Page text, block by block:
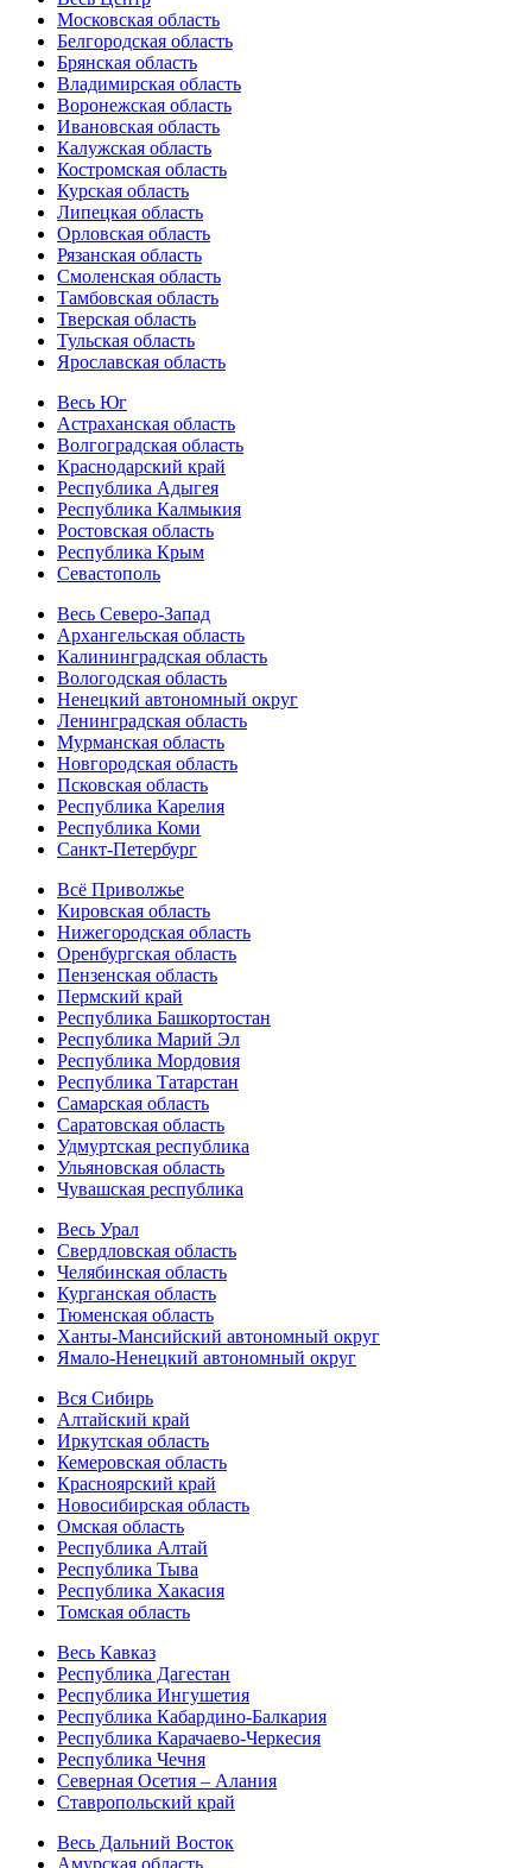
Московская область
Белгородская область
Брянская область
Владимирская область
Воронежская область
Ивановская область
Калужская область
Костромская область
Курская область
Липецкая область
Орловская область
Рязанская область
Смоленская область
Тамбовская область
Тверская область
Тульская область
Ярославская область
Весь Юг
Астраханская область
Волгоградская область
Краснодарский край
Республика Адыгея
Республика Калмыкия
Ростовская область
Республика Крым
Севастополь
Весь Северо-Запад
Архангельская область
Калининградская область
Вологодская область
Ненецкий автономный округ
Ленинградская область
Мурманская область
Новгородская область
Псковская область
Республика Карелия
Республика Коми
Санкт-Петербург
Всё Приволжье
Кировская область
Нижегородская область
Оренбургская область
Пензенская область
Пермский край
Республика Башкортостан
Республика Марий Эл
Республика Мордовия
Республика Татарстан
Самарская область
Саратовская область
Удмуртская республика
Ульяновская область
Чувашская республика
Весь Урал
Свердловская область
Челябинская область
Курганская область
Тюменская область
Ханты-Мансийский автономный округ
Ямало-Ненецкий автономный округ
Вся Сибирь
Алтайский край
Иркутская область
Кемеровская область
Красноярский край
Новосибирская область
Омская область
Республика Алтай
Республика Тыва
Республика Хакасия
Томская область
Весь Кавказ
Республика Дагестан
Республика Ингушетия
Республика Кабардино-Балкария
Республика Карачаево-Черкесия
Республика Чечня
Северная Осетия – Алания
Ставропольский край
Весь Дальний Восток
Амурская область